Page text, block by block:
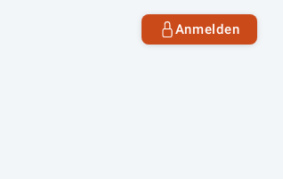
Anmelden